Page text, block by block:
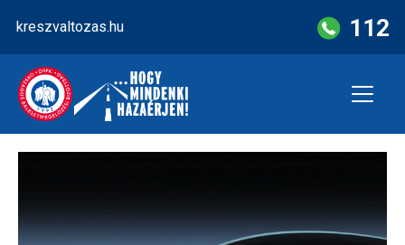
content
kreszvaltozas.hu 112